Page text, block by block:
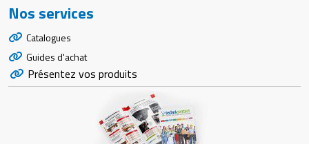
Nos services
Catalogues
Guides d'achat
Présentez vos produits